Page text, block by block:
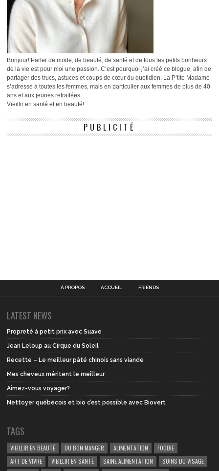
Bonjour! Parler de mode, de beauté, de santé et de tous les petits bonheurs
de la vie est pour moi une passion. C’est pourquoi j’ai créé ce blogue, afin de
partager des trucs, astuces et coups de cœur du quotidien. La P’tite Madame
s’adresse à toutes les femmes, mais en particulier aux femmes de plus de 40
ans et aux jeunes retraitées.
Vieillir en santé et en beauté!
PUBLICITÉ
À PROPOS ACCUEIL FRIENDS
LATEST NEWS
Propreté à petit prix avec Suave
Jean Leloup au Cirque du Soleil
Recette – Le meilleur pâté chinois sans viande
Mes cheveux méritent le meilleur
Aimez-vous voyager?
Nettoyer québécois et bio c’est possible avec Biovert
TAGS
VIEILLIR EN BEAUTÉ DU BON MANGER ALIMENTATION
FOODIE
ART DE VIVRE
VIEILLIR EN SANTÉ SAINE ALIMENTATION
SOINS DU VISAGE